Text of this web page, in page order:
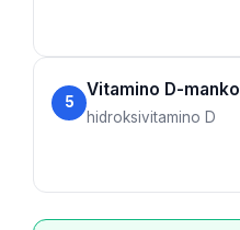
5
Vitamino D-manko
hidroksivitamino D
Latviešu valoda
Euskara
Gàidhlig